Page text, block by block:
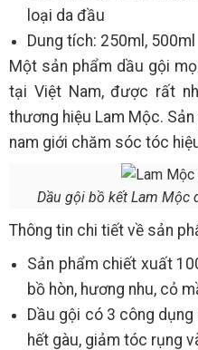
loại da đầu
Dung tích: 250ml, 500ml
Một sản phẩm dầu gội
tại Việt Nam, được rất
thương hiệu Lam Mộc.
nam giới chăm sóc tóc
Dầu gội bồ kết Lam Mộc
Thông tin chi tiết về sản
Sản phẩm chiết xuất
bồ hòn, hương nhu, cỏ
Dầu gội có 3 công
hết gàu, giảm tóc rụng